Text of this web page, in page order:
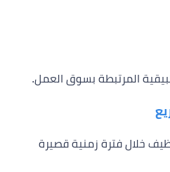
المرتبطة بسوق العمل.
خلال فترة زمنية قصيرة